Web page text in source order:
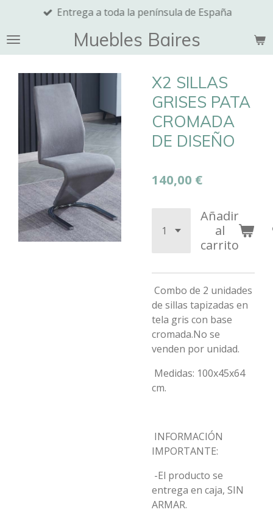
contenido
principal
Muebles Baires
Entrega a toda la península de España
X2 SILLAS
GRISES PATA
CROMADA
DE DISEÑO
140,00 €
Añadir
al
carrito
Combo de 2 unidades
de sillas tapizadas en
tela gris con base
cromada.No se
venden por unidad.
Medidas: 100x45x64
cm.
INFORMACIÓN
IMPORTANTE:
-El producto se
entrega en caja, SIN
ARMAR.